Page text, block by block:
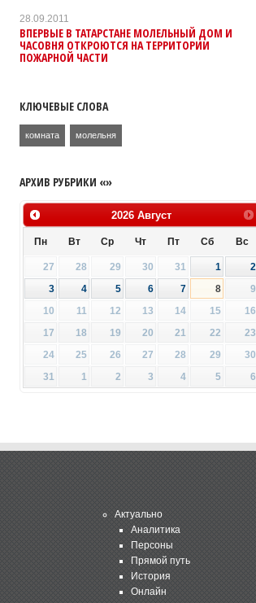
28.09.2011
ВПЕРВЫЕ В ТАТАРСТАНЕ МОЛЕЛЬНЫЙ ДОМ И
ЧАСОВНЯ ОТКРОЮТСЯ НА ТЕРРИТОРИИ
ПОЖАРНОЙ ЧАСТИ
КЛЮЧЕВЫЕ СЛОВА
комната молельня
АРХИВ РУБРИКИ «»
2026 Август
Пн Вт Ср Чт Пт Сб Вс
27 28 29 30 31 1
2
3
4 5 6 7 8
9
10
11 12 13 14 15
16
17
18 19 20 21 22
23
24
25 26 27 28 29
30
31
1 2 3 4 5 6
Актуально
Аналитика
Персоны
Прямой путь
История
Онлайн